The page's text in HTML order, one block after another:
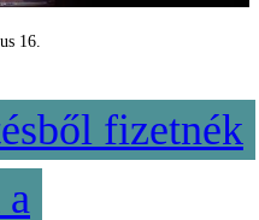
16.
fizetnék